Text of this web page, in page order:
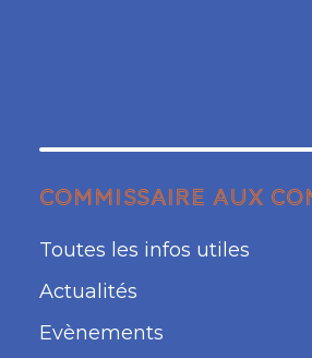
COMMISSAIRE AUX
Toutes les infos utiles
Actualités
Evènements